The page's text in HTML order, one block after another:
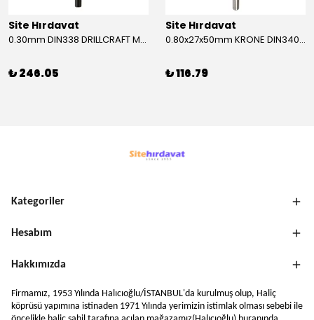
Site Hırdavat
0.30mm DIN338 DRILLCRAFT MATKAP UCU HSS 10 Adet
₺ 246.05
Site Hırdavat
0.80x27x50mm KRONE DIN340 UZUN MATKAP UCU HSS 10 Adet
₺ 116.79
Kategoriler
Hesabım
Hakkımızda
Firmamız, 1953 Yılında Halıcıoğlu/İSTANBUL'da kurulmuş olup, Haliç
köprüsü yapımına istinaden 1971 Yılında yerimizin istimlak olması sebebi ile